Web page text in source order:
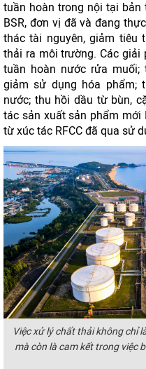
tuần hoàn trong nội tại bản
BSR, đơn vị đã và đang
thác tài nguyên, giảm tiêu
thải ra môi trường. Các giải
tuần hoàn nước rửa
giảm sử dụng hóa phẩm;
nước; thu hồi dầu từ bùn,
tác sản xuất sản phẩm mới
từ xúc tác RFCC đã qua sử
Việc xử lý chất thải không chỉ
mà còn là cam kết trong việc